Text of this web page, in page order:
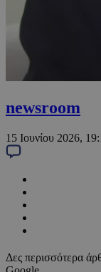
newsroom
15 Ιουνίου 2026,
Δες περισσότερα